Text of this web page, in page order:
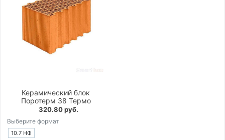
Керамический блок
Поротерм 38 Термо
320.80 руб.
Выберите формат
10.7 НФ